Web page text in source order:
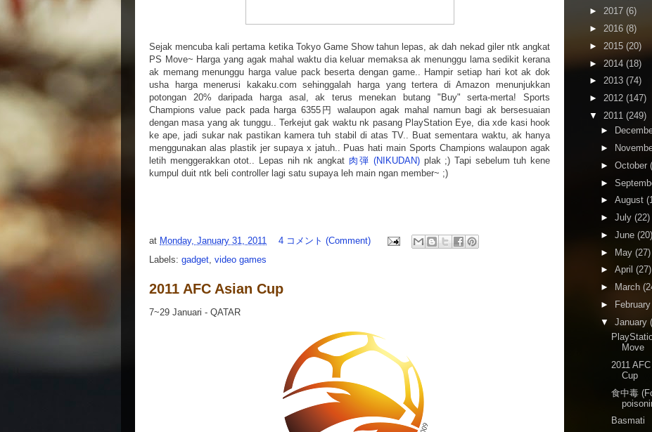
Sejak mencuba kali pertama ketika Tokyo Game Show tahun lepas, ak dah nekad giler ntk angkat
PS Move~ Harga yang agak mahal waktu dia keluar memaksa ak menunggu lama sedikit kerana
ak memang menunggu harga value pack beserta dengan game.. Hampir setiap hari kot ak dok
usha harga menerusi kakaku.com sehinggalah harga yang tertera di Amazon menunjukkan
potongan 20% daripada harga asal, ak terus menekan butang "Buy" serta-merta! Sports
Champions value pack pada harga 6355円 walaupon agak mahal namun bagi ak bersesuaian
dengan masa yang ak tunggu.. Terkejut gak waktu nk pasang PlayStation Eye, dia xde kasi hook
ke ape, jadi sukar nak pastikan kamera tuh stabil di atas TV.. Buat sementara waktu, ak hanya
menggunakan alas plastik jer supaya x jatuh.. Puas hati main Sports Champions walaupon agak
letih menggerakkan otot.. Lepas nih nk angkat 肉弾 (NIKUDAN)plak ;) Tapi sebelum tuh kene
kumpul duit ntk beli controller lagi satu supaya leh main ngan member~ ;)
at Monday, January 31, 2011
4 コメント (Comment)
Labels: gadget, video games
2011 AFC Asian Cup
7~29 Januari - QATAR
► 2017 (6)
► 2016 (8)
► 2015 (20)
► 2014 (18)
► 2013 (74)
► 2012 (147)
▼ 2011 (249)
►
►
► October
►
► August
► July (22)
► June (20)
► May (27)
► April (27)
►
March
►
February
▼ January
Move
2011
Cup
食中毒
Basmati